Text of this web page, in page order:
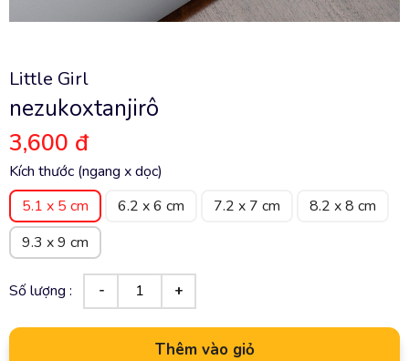
Little Girl
nezukoxtanjirô
3,600 đ
Kích thước (ngang x dọc)
5.1 x 5 cm
6.2 x 6 cm 7.2 x 7 cm
8.2 x 8 cm
9.3 x 9 cm
Số lượng :
Thêm vào giỏ